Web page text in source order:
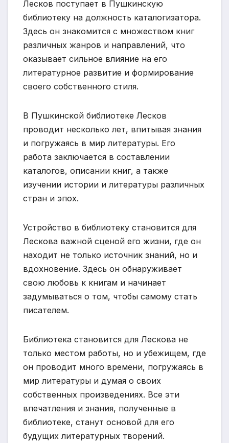
Лесков поступает в Пушкинскую
библиотеку на должность каталогизатора.
Здесь он знакомится с множеством книг
различных жанров и направлений, что
оказывает сильное влияние на его
литературное развитие и формирование
своего собственного стиля.
В Пушкинской библиотеке Лесков
проводит несколько лет, впитывая знания
и погружаясь в мир литературы. Его
работа заключается в составлении
каталогов, описании книг, а также
изучении истории и литературы различных
стран и эпох.
Устройство в библиотеку становится для
Лескова важной сценой его жизни, где он
находит не только источник знаний, но и
вдохновение. Здесь он обнаруживает
свою любовь к книгам и начинает
задумываться о том, чтобы самому стать
писателем.
Библиотека становится для Лескова не
только местом работы, но и убежищем, где
он проводит много времени, погружаясь в
мир литературы и думая о своих
собственных произведениях. Все эти
впечатления и знания, полученные в
библиотеке, станут основой для его
будущих литературных творений.